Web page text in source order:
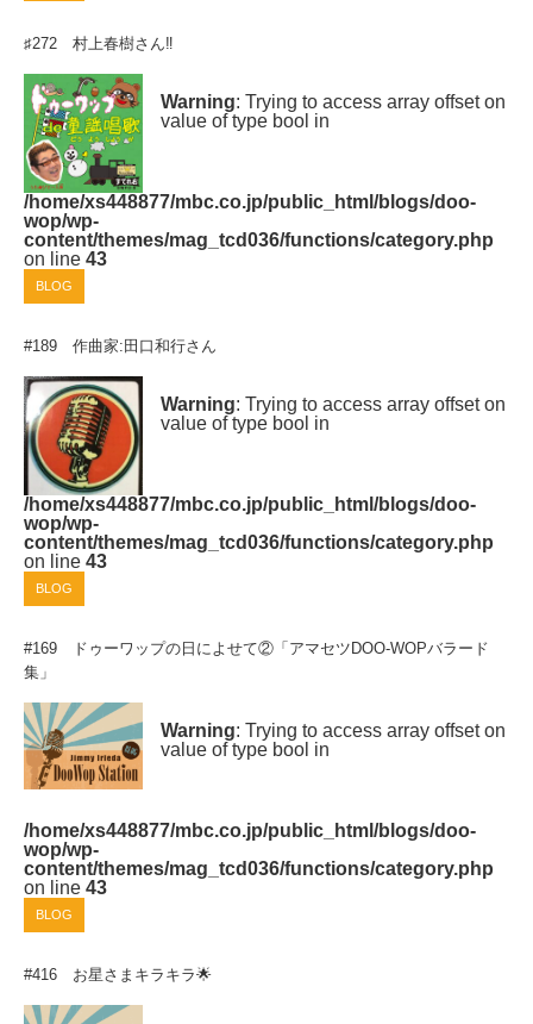
♯272 村上春樹さん‼
Warning: Trying to access array offset on
value of type bool in
/home/xs448877/mbc.co.jp/public_html/blogs/doo-
wop/wp-
content/themes/mag_tcd036/functions/category.php
on line 43
BLOG
#189 作曲家:田口和行さん
Warning: Trying to access array offset on
value of type bool in
/home/xs448877/mbc.co.jp/public_html/blogs/doo-
wop/wp-
content/themes/mag_tcd036/functions/category.php
on line 43
BLOG
#169 ドゥーワップの日によせて②「アマセツDOO-WOPバラード
集」
Warning: Trying to access array offset on
value of type bool in
/home/xs448877/mbc.co.jp/public_html/blogs/doo-
wop/wp-
content/themes/mag_tcd036/functions/category.php
on line 43
BLOG
#416 お星さまキラキラ🌟